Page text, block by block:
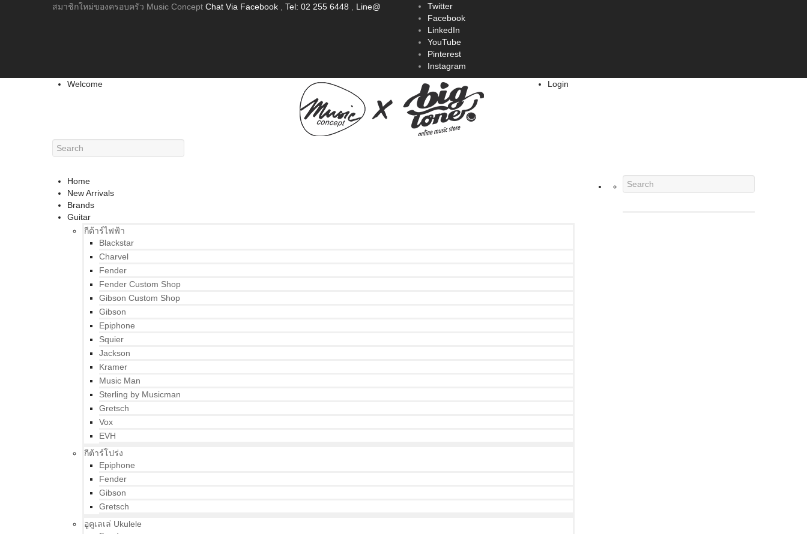
สมาชิกใหม่ของครอบครัว Music Concept Chat Via Facebook Tel: 02 255 6448 Line@
Twitter
Facebook
LinkedIn
YouTube
Pinterest
Instagram
Welcome
Login
Home
New Arrivals
Brands
Guitar
กีต้าร์ไฟฟ้า
Blackstar
Charvel
Fender
Fender Custom Shop
Gibson Custom Shop
Gibson
Epiphone
Squier
Jackson
Kramer
Music Man
Sterling by Musicman
Gretsch
Vox
EVH
กีต้าร์โปร่ง
Epiphone
Fender
Gibson
Gretsch
อูคูเลเล่ Ukulele